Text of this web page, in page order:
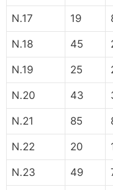
N.17 19
N.18 45
N.19 25
N.20 43
N.21 85
N.22 20
N.23 49